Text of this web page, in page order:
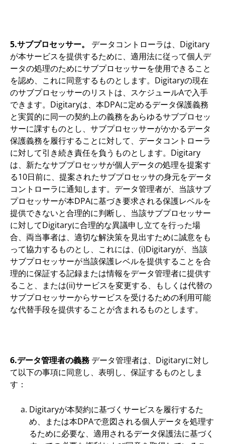
5.サブプロセッサー。
データコントローラは、Digitary
が本サービスを提供するために、適用法に従って個人デ
ータの処理のためにサブプロセッサーを使用できること
を認め、これに同意するものとします。Digitaryの現在
のサブプロセッサーのリストは、スケジュールAで入手
できます。Digitaryは、本DPAに定めるデータ保護義務
と実質的に同一の契約上の義務をあらゆるサブプロセッ
サーに課すものとし、サブプロセッサーがかかるデータ
保護義務を履行することに対して、データコントローラ
に対して引き続き責任を負うものとします。Digitary
は、新たなサブプロセッサが個人データの処理を提案す
る10日前に、提案されたサブプロセッサの身元をデータ
コントローラに通知します。データ管理者が、当該サブ
プロセッサーが本DPAに基づき要求される保護レベルを
提供できないと合理的に判断し、当該サブプロセッサー
に対してDigitaryに合理的な異議申し立てを行った場
合、両当事者は、適切な解決策を見出すために誠意をも
って協力するものとし、これには、(i)Digitaryが、当該
サブプロセッサーが当該保護レベルを提供することを合
理的に保証する記録または情報をデータ管理者に提供す
ること、または(ii)サービスを変更する、もしくは代替の
サブプロセッサーからサービスを受けるための利用可能
な代替手段を提供することが含まれるものとします。
6.データ管理者の義務 データ管理者は、Digitaryに対し
て以下の事項に同意し、表明し、保証するものとしま
す：
Digitaryが本契約に基づくサービスを履行するた
め、または本DPAで意図される個人データを処理す
るために必要な、適用されるデータ保護法に基づく